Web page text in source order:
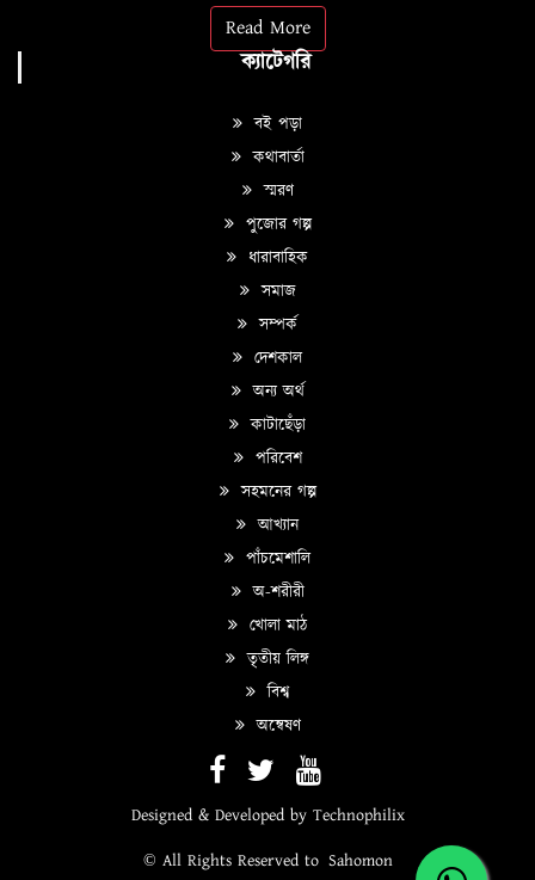
Read More
ক্যাটেগরি
বই পড়া
কথাবার্তা
স্মরণ
পুজোর গল্প
ধারাবাহিক
সমাজ
সম্পর্ক
দেশকাল
অন্য অর্থ
কাটাছেঁড়া
পরিবেশ
সহমনের গল্প
আখ্যান
পাঁচমেশালি
অ-শরীরী
খোলা মাঠ
তৃতীয় লিঙ্গ
বিশ্ব
অন্বেষণ
Designed & Developed by Technophilix
© All Rights Reserved to Sahomon